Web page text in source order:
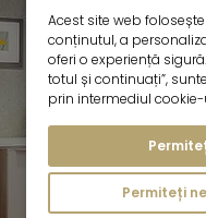
Acest site web
conținutul, a
oferi o experiență
totul și continuați”,
prin intermediul cookie-
Permiteți